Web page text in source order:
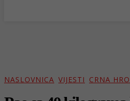
NASLOVNICA VIJESTI CRNA